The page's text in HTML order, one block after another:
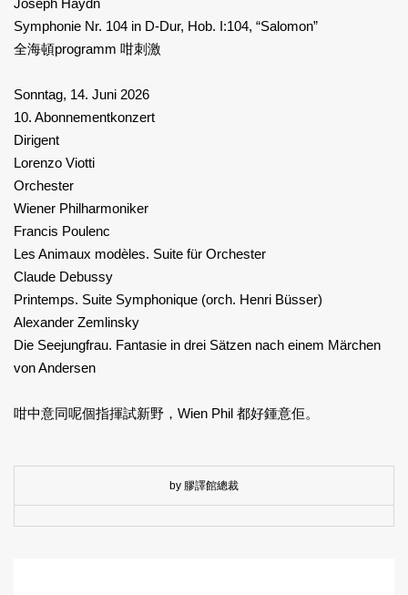
Joseph Haydn
Symphonie Nr. 104 in D-Dur, Hob. I:104, “Salomon”
全海頓programm 咁刺激
Sonntag, 14. Juni 2026
10. Abonnementkonzert
Dirigent
Lorenzo Viotti
Orchester
Wiener Philharmoniker
Francis Poulenc
Les Animaux modèles. Suite für Orchester
Claude Debussy
Printemps. Suite Symphonique (orch. Henri Büsser)
Alexander Zemlinsky
Die Seejungfrau. Fantasie in drei Sätzen nach einem Märchen
von Andersen
咁中意同呢個指揮試新野，Wien Phil 都好鍾意佢。
by 膠譯館總裁